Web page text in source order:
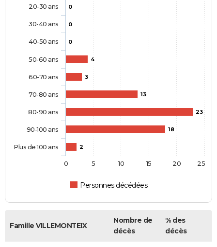
0
0
0
4
3
13
23
18
2
Personnes décédées
20-30 ans
30-40 ans
40-50 ans
50-60 ans
60-70 ans
70-80 ans
80-90 ans
90-100 ans
Plus de 100 ans
0 5 10 15 20 25
Famille VILLEMONTEIX
Nombre de
décès
% des
décès